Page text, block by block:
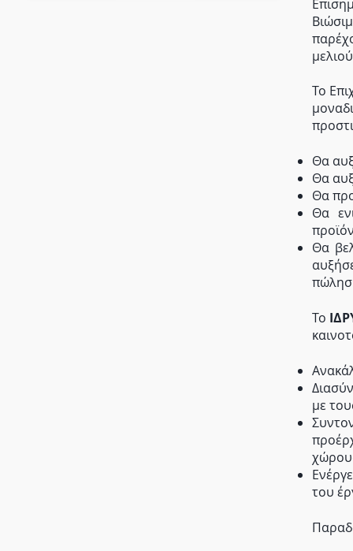
Το
Θα
Θα
Θα
Θα
Θα
Το
με
του